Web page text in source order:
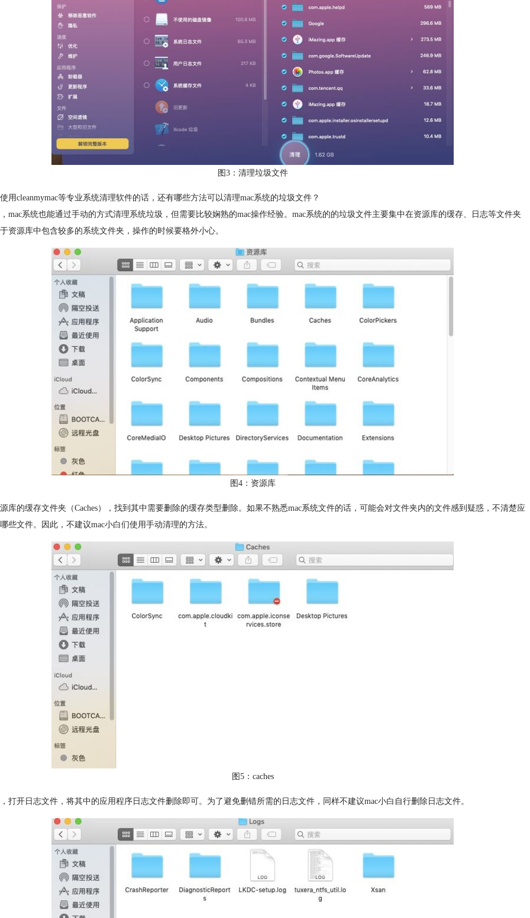
图3：清理垃圾文件
用cleanmymac等专业系统清理软件的话，还有哪些方法可以清理mac系统的垃圾文件？
mac系统也能通过手动的方式清理系统垃圾，但需要比较娴熟的mac操作经验。mac系统的的垃圾文件主要集中在资源库的缓存、日志等文件夹
资源库中包含较多的系统文件夹，操作的时候要格外小心。
图4：资源库
库的缓存文件夹（Caches），找到其中需要删除的缓存类型删除。如果不熟悉mac系统文件的话，可能会对文件夹内的文件感到疑惑，不清楚应
些文件。因此，不建议mac小白们使用手动清理的方法。
图5：caches
打开日志文件，将其中的应用程序日志文件删除即可。为了避免删错所需的日志文件，同样不建议mac小白自行删除日志文件。